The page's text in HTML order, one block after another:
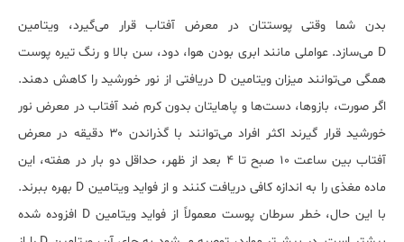
بدن شما وقتی پوست‎تان در معرض آفتاب قرار می‌گیرد، ویتامین
D می‌سازد. عواملی مانند ابری بودن هوا، دود، سن بالا و رنگ تیره پوست
همگی می‌توانند میزان ویتامین D دریافتی از نور خورشید را کاهش دهند.
اگر صورت، بازوها، دست‌ها و پاهایتان بدون کرم ضد آفتاب در معرض نور
خورشید قرار گیرند اکثر افراد می‌توانند با گذراندن ۳۰ دقیقه در معرض
آفتاب بین ساعت ۱۰ صبح تا ۴ بعد از ظهر، حداقل دو بار در هفته، این
ماده مغذی را به اندازه کافی دریافت کنند و از ﻓﻮاﯾﺪ ویتامین D بهره ببرند.
با این حال، خطر سرطان پوست معمولاً از فواید ویتامین D افزوده شده